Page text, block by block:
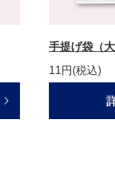
手提げ袋（大
11円 (税込)